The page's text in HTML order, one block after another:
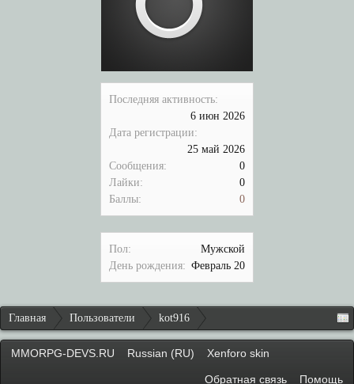
Последняя активность:
6 июн 2026
Дата регистрации:
25 май 2026
Сообщения:
0
Лайки:
0
Баллы:
0
Пол:
Мужской
День рождения: Февраль 20
Главная Пользователи kot916
MMORPG-DEVS.RU Russian (RU) Xenforo skin
Обратная связь Помощь